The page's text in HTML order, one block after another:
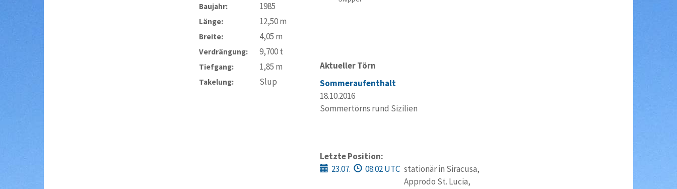
Baujahr: 1985
Länge: 12,50m
Breite: 4,05 m
Verdrängung: 9,700t
Tiefgang: 1,85 m
Takelung: Slup
Aktueller Törn
Sommeraufenthalt
18.10.2016
Sommertörns rund Sizilien
Letzte Position:
23.07.
08:02 UTC stationär in Siracusa,
Approdo St. Lucia,